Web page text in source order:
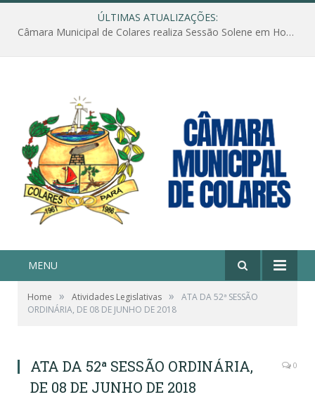
ÚLTIMAS ATUALIZAÇÕES:
Câmara Municipal de Colares realiza Sessão Solene em Homenagem ao Dia das Mães
MENU
Home » Atividades Legislativas »
ATA DA 52ª SESSÃO
ORDINÁRIA, DE 08 DE JUNHO DE 2018
ATA DA 52ª SESSÃO ORDINÁRIA,
DE 08 DE JUNHO DE 2018
0